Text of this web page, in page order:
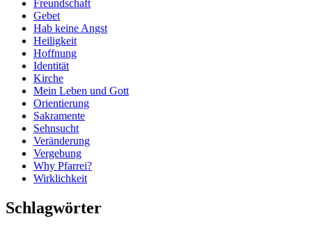
Freundschaft
Gebet
Hab keine Angst
Heiligkeit
Hoffnung
Identität
Kirche
Mein Leben und Gott
Orientierung
Sakramente
Sehnsucht
Veränderung
Vergebung
Why Pfarrei?
Wirklichkeit
Schlagwörter